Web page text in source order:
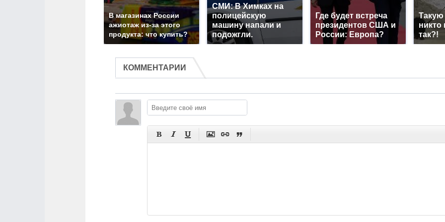
В магазинах России
ажиотаж из-за этого
продукта: что купить?
СМИ: В Химках на
полицейскую
машину напали и
подожгли.
Где будет встреча
президентов США и
России: Европа?
Такую
никто
так?!
КОММЕНТАРИИ
     